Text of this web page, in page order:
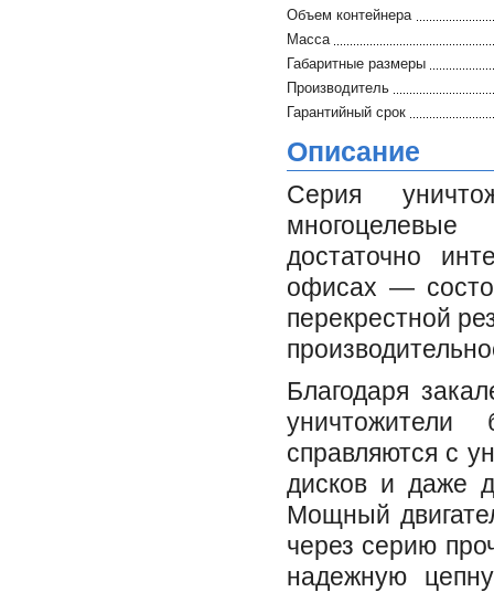
Объем контейнера
Масса
Габаритные размеры
Производитель
Гарантийный срок
Описание
Серия
достаточно
офисах —
перекрестной
Благодаря
справляются с
дисков и даже
Мощный
через серию
надежную